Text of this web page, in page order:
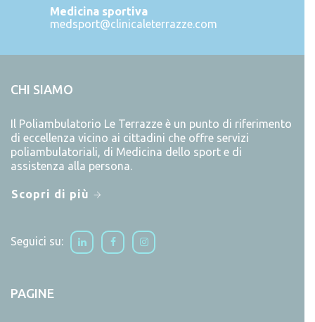
Medicina sportiva
medsport@clinicaleterrazze.com
CHI SIAMO
Il Poliambulatorio Le Terrazze è un punto di riferimento
di eccellenza vicino ai cittadini che offre servizi
poliambulatoriali, di Medicina dello sport e di
assistenza alla persona.
Scopri di più
Seguici su:
PAGINE